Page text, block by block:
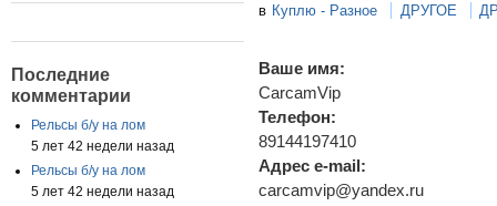
Последние
комментарии
Рельсы б/у на лом
5 лет 42 недели назад
Рельсы б/у на лом
5 лет 42 недели назад
в Куплю - Разное ДРУГОЕ
Ваше имя:
CarcamVip
Телефон:
89144197410
Адрес e-mail:
carcamvip@yandex.ru